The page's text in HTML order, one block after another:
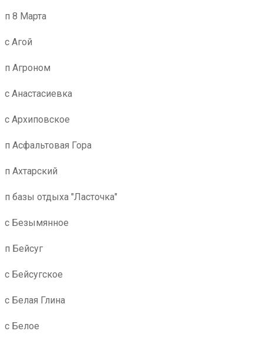
п 8 Марта
с Агой
п Агроном
с Анастасиевка
с Архиповское
п Асфальтовая Гора
п Ахтарский
п базы отдыха "Ласточка"
с Безымянное
п Бейсуг
с Бейсугское
с Белая Глина
с Белое